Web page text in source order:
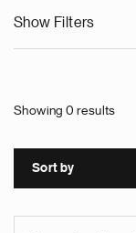
Show Filters
Showing 0 results
Sort by